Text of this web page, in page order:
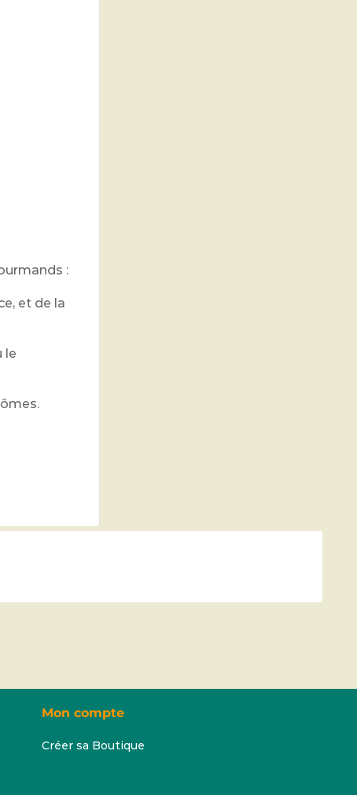
:
et de la
le
Mon compte
Créer sa Boutique